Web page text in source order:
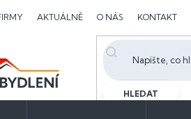
AKTUÁLNĚ O NÁS KONTAKT
HLEDAT